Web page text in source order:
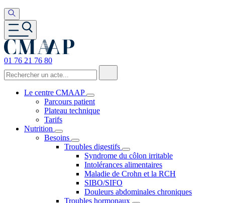
01 76 21 76 80
Le centre CMAAP
Parcours patient
Plateau technique
Tarifs
Nutrition
Besoins
Troubles digestifs
Syndrome du côlon irritable
Intolérances alimentaires
Maladie de Crohn et la RCH
SIBO/SIFO
Douleurs abdominales chroniques
Troubles hormonaux